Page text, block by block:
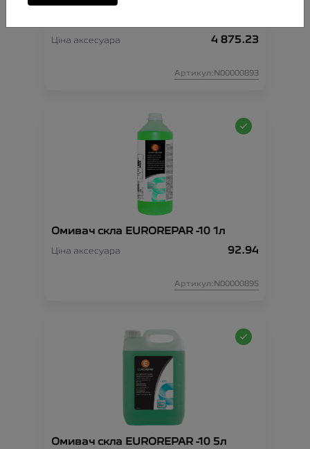
Комплект ланцюгів проти ковзання
Ціна аксесуара 4 875.23
Артикул:N00000893
Омивач скла EUROREPAR -10 1л
Ціна аксесуара 92.94
Артикул:N00000895
Омивач скла EUROREPAR -10 5л